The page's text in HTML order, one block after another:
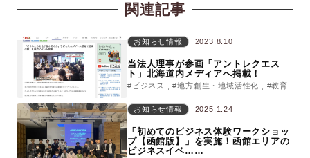
関連記事
お知らせ情報 2023.8.10
当法人理事が参画「アントレクエス
ト」北海道内メディアへ掲載！
#ビジネス #地方創生・地域活性化 #教育
お知らせ情報 2025.1.24
「初めてのビジネス体験ワークショッ
プ【函館版】」を実施！函館エリアの
ビジネスイベ……